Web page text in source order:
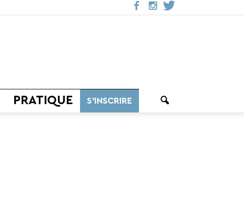
PRATIQUE S’INSCRIRE